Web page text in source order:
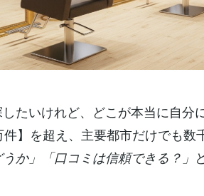
したいけれど、どこが本当に自
】を超え、主要都市だけでも数
うか」「口コミは信頼できる？」